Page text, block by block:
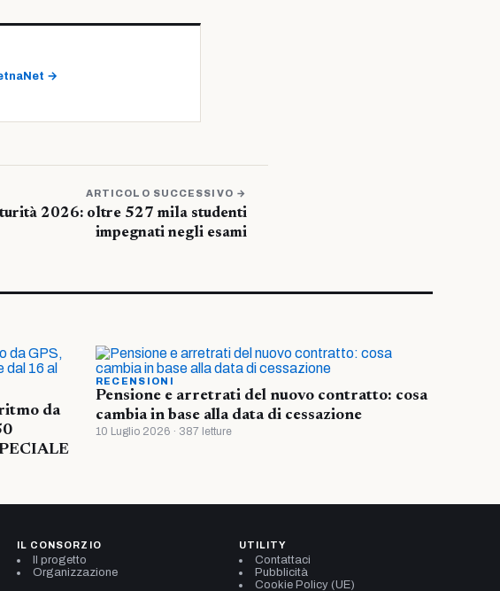
→
ARTICOLO SUCCESSIVO →
2026: oltre 527 mila studenti
impegnati negli esami
da
RECENSIONI
Pensione e arretrati del nuovo contratto: cosa
cambia in base alla data di cessazione
10 Luglio 2026 · 387 letture
IL CONSORZIO
Il progetto
Organizzazione
UTILITY
Contattaci
Pubblicità
Cookie Policy (UE)